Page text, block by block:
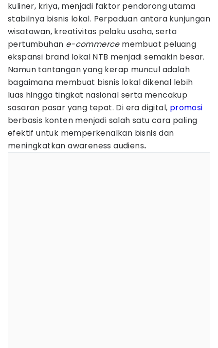
kuliner, kriya, menjadi faktor pendorong utama
stabilnya bisnis lokal. Perpaduan antara kunjungan
wisatawan, kreativitas pelaku usaha, serta
pertumbuhan e-commercemembuat peluang
ekspansi brand lokal NTB menjadi semakin besar.
Namun tantangan yang kerap muncul adalah
bagaimana membuat bisnis lokal dikenal lebih
luas hingga tingkat nasional serta mencakup
sasaran pasar yang tepat. Di era digital, promosi
berbasis konten menjadi salah satu cara paling
efektif untuk memperkenalkan bisnis dan
meningkatkan awareness audiens.